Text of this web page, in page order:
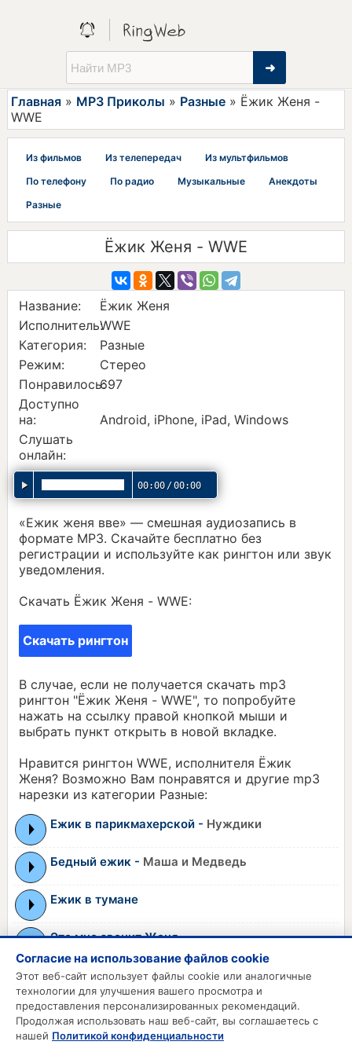
➜
Главная » MP3 Приколы » Разные » Ёжик Женя -
WWE
Из фильмов Из телепередач
Из мультфильмов
По телефону
По радио Музыкальные
Анекдоты
Разные
Ёжик Женя - WWE
Название:
Ёжик Женя
Исполнитель:WWE
Категория:
Разные
Режим:
Стерео
Понравилось:697
Доступно
на:
Android, iPhone, iPad, Windows
Слушать
онлайн:
00:00/00:00
«Ежик женя вве» — смешная аудиозапись в
формате MP3. Скачайте бесплатно без
регистрации и используйте как рингтон или звук
уведомления.
Скачать Ёжик Женя - WWE:
Скачать рингтон
В случае, если не получается скачать mp3
рингтон "Ёжик Женя - WWE", то попробуйте
нажать на ссылку правой кнопкой мыши и
выбрать пункт открыть в новой вкладке.
Нравится рингтон WWE, исполнителя Ёжик
Женя? Возможно Вам понравятся и другие mp3
нарезки из категории Разные:
Ежик в парикмахерской - Нуждики
Бедный ежик - Маша и Медведь
Ежик в тумане
Это мне звонит Женя
Проснись! Это я, Женя Отрадная
MP3 РИНГТОНЫ
Согласие на использование файлов cookie
Этот веб-сайт использует файлы cookie или аналогичные
технологии для улучшения вашего просмотра и
предоставления персонализированных рекомендаций.
Продолжая использовать наш веб-сайт, вы соглашаетесь с
нашей Политикой конфиденциальности